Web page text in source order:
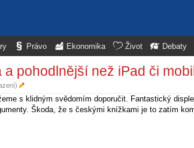
Právo Ekonomika Život Debaty
pohodlnější než iPad či
s klidným svědomím doporučit. Fantastický
Škoda, že s českými knížkami je to zatím